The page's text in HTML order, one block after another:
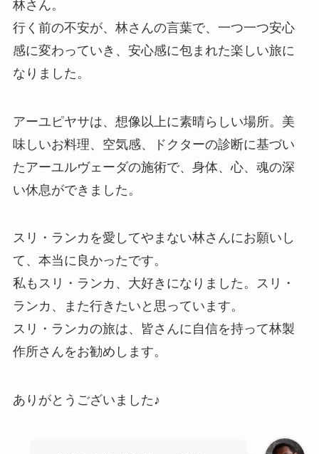
林さん。
行く前の不安が、林さんの言葉で、一つ一つ安心
感に変わっていき、安心感に包まれた楽しい旅に
なりました。
アーユピヤサは、想像以上に素晴らしい場所。美
味しいお料理、空気感、ドクターの診断に基づい
たアーユルヴェーダの施術で、身体、心、魂の深
い休息ができました。
スリ・ランカを愛してやまない林さんにお願いし
て、本当に良かったです。
私もスリ・ランカ、大好きになりました。スリ・
ランカ、また行きたいと思っています。
スリ・ランカの旅は、皆さんに自信を持って林製
作所さんをお勧めします。
ありがとうございました♪